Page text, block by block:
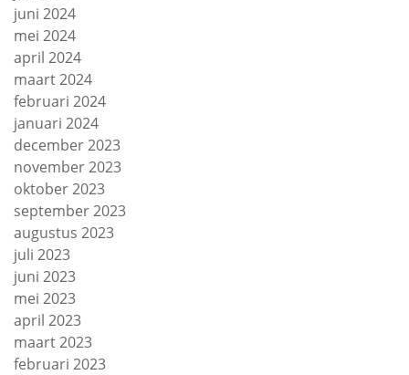
juni 2024
mei 2024
april 2024
maart 2024
februari 2024
januari 2024
december 2023
november 2023
oktober 2023
september 2023
augustus 2023
juli 2023
juni 2023
mei 2023
april 2023
maart 2023
februari 2023